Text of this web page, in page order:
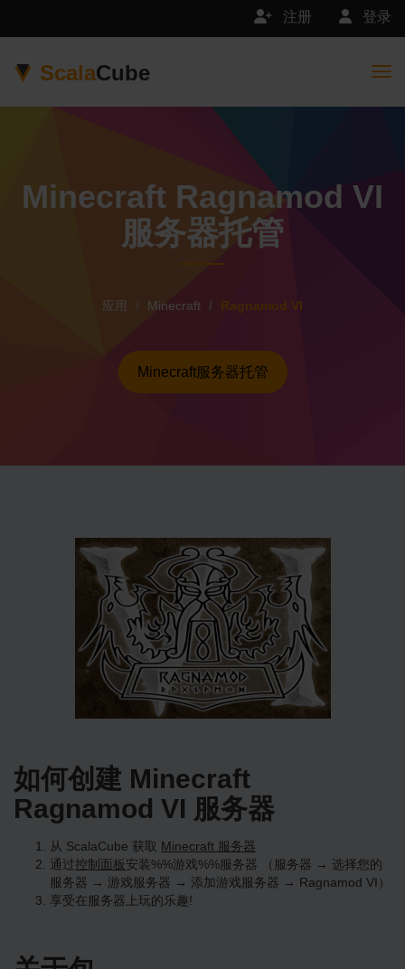
登录
注册
ScalaCube
Minecraft Ragnamod VI
服务器托管
应用 Minecraft Ragnamod VI
Minecraft服务器托管
如何创建 Minecraft
Ragnamod VI 服务器
从 ScalaCube 获取 Minecraft 服务器
通过控制面板安装%%游戏%%服务器 （服务器 → 选择您的
服务器 → 游戏服务器 → 添加游戏服务器 → Ragnamod VI）
享受在服务器上玩的乐趣!